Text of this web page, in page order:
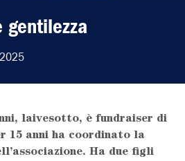
L'ULTIMO
gentilezza
laivesotto, è fundraiser di
15 anni ha coordinato la
Ha due figli